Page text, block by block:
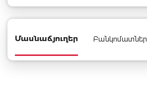
Մասնաճյուղեր Բանկոմատներ